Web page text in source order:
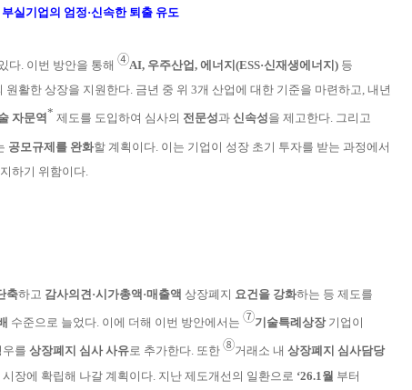
실기업의 엄정·신속한 퇴출 유도
다. 이번 방안을 통해 ➃AI, 우주산업, 에 너지 (ESS·신재생에 너지) 등
원활한 상장을 지원한다. 금년 중 위 3개 산업에 대한 기준을 마련하고, 내년
자문역* 제도를 도입하여 심사의 전문성과 신속성을 제고한다. 그리고
공모규제를 완화할 계 획 이다. 이는 기업이 성장 초기 투자를 받는 과정에서
하기 위함이다.
축하고 감사의견·시가총액·매출액 상장폐지 요건을 강화하는 등 제도를
수준으로 늘었다. 이에 더해 이번 방안에서는 ➆기술특례상장 기 업이
를 상장폐지 심 사 사유로 추가한다. 또한 ➇거래소 내 상장폐지 심사담당
시장에 확립해 나갈 계획이다. 지난 제도개선의 일환으로 ‘26.1 월 부터